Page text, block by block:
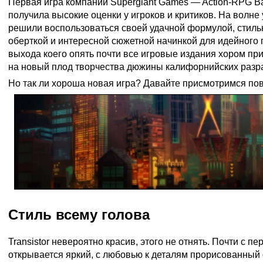
получила высокие оценки у игроков и критиков. На волне
решили воспользоваться своей удачной формулой,
оберткой и интересной сюжетной начинкой для
выхода коего опять почти все игровые издания хором
на новый плод творчества дюжины калифорнийских
Но так ли хороша новая игра? Давайте присмотримся
Стиль всему голова
Transistor невероятно красив, этого не отнять. Почти с
открывается яркий, с любовью к деталям прорисованный